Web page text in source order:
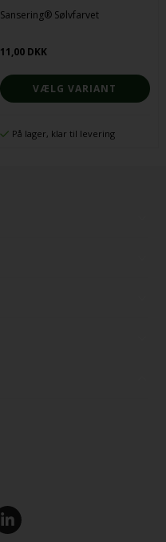
Sansering® Sølvfarvet
11,00 DKK
VÆLG VARIANT
På lager, klar til levering